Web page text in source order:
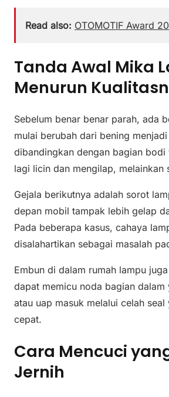
Read also: OTOMOTIF Award
Tanda Awal Mika
Menurun
Sebelum benar benar parah, ada
mulai berubah dari bening
dibandingkan dengan bagian
lagi licin dan mengilap, melainkan
Gejala berikutnya adalah sorot
depan mobil tampak lebih gelap
Pada beberapa kasus, cahaya
disalahartikan sebagai masalah
Embun di dalam rumah lampu
dapat memicu noda bagian
atau uap masuk melalui celah
cepat.
Cara Mencuci
Jernih